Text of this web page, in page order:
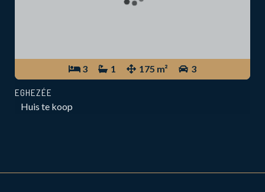
3 1 175 m² 3
EGHEZÉE
Huis te koop